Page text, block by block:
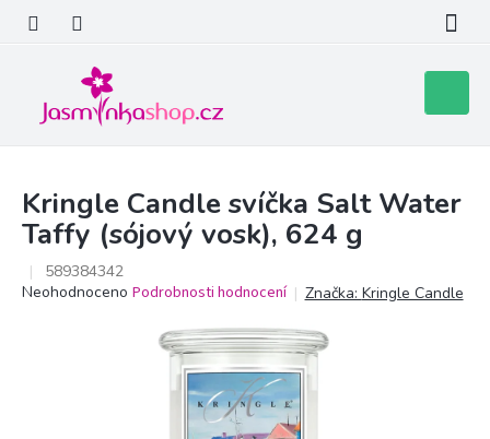
obsah
košík
Kringle Candle svíčka Salt Water
Taffy (sójový vosk), 624 g
589384342
Průměrné
Neohodnoceno Podrobnosti hodnocení Značka: Kringle Candle